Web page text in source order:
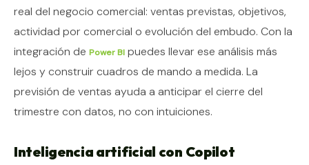
real del negocio comercial: ventas previstas, objetivos,
actividad por comercial o evolución del embudo. Con la
integración de Power BI puedes llevar ese análisis más
lejos y construir cuadros de mando a medida. La
previsión de ventas ayuda a anticipar el cierre del
trimestre con datos, no con intuiciones.
Inteligencia artificial con Copilot